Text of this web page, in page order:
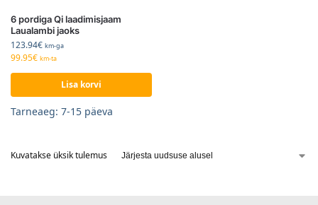
6 pordiga Qi laadimisjaam
Laualambi jaoks
123.94€ km-ga
99.95€ km-ta
Lisa korvi
Tarneaeg: 7-15 päeva
Kuvatakse üksik tulemus